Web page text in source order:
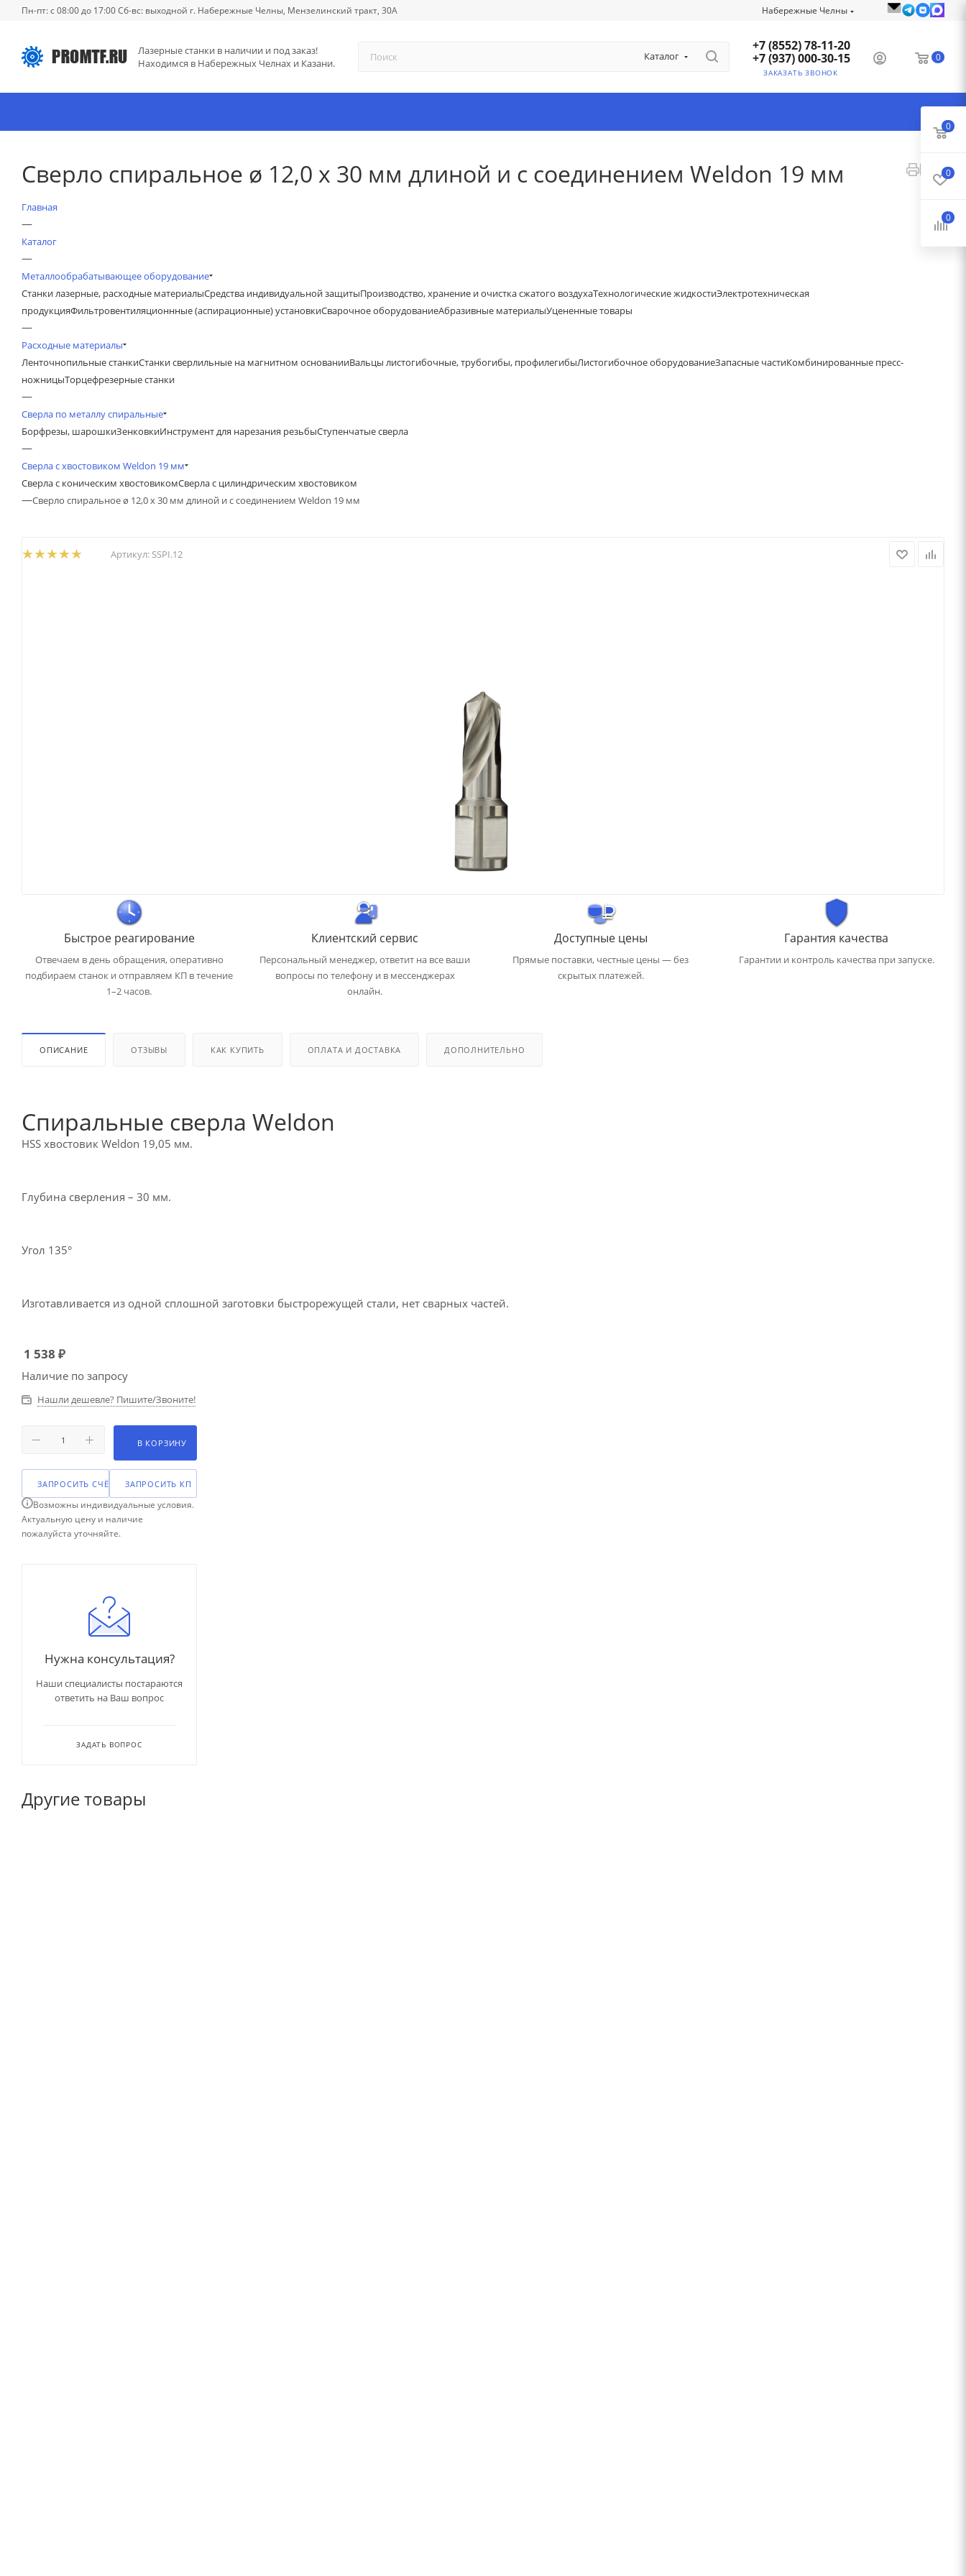
Пн-пт: с 08:00 до 17:00 Сб-вс: выходной г. Набережные Челны, Мензелинский тракт, 30А Набережные Челны
Лазерные станки в наличии и под заказ!
Находимся в Набережных Челнах и Казани.
Каталог
+7 (8552) 78-11-20
+7 (937) 000-30-15
ЗАКАЗАТЬ ЗВОНОК
0
Сверло спиральное ø 12,0 х 30 мм длиной и с соединением Weldon 19 мм
Главная
—
Каталог
—
Металлообрабатывающее оборудование
Станки лазерные, расходные материалыСредства индивидуальной защитыПроизводство, хранение и очистка сжатого воздухаТехнологические жидкостиЭлектротехническая
продукцияФильтровентиляционнные (аспирационные) установкиСварочное оборудованиеАбразивные материалыУцененные товары
—
Расходные материалы
Ленточнопильные станкиСтанки сверлильные на магнитном основанииВальцы листогибочные, трубогибы, профилегибыЛистогибочное оборудованиеЗапасные частиКомбинированные пресс-
ножницыТорцефрезерные станки
—
Сверла по металлу спиральные
Борфрезы, шарошкиЗенковкиИнструмент для нарезания резьбыСтупенчатые сверла
—
Сверла с хвостовиком Weldon 19 мм
Сверла с коническим хвостовикомСверла с цилиндрическим хвостовиком
—Сверло спиральное ø 12,0 х 30 мм длиной и с соединением Weldon 19 мм
Артикул: SSPI.12
Быстрое реагирование
Отвечаем в день обращения, оперативно
подбираем станок и отправляем КП в течение
1–2 часов.
Клиентский сервис
Персональный менеджер, ответит на все ваши
вопросы по телефону и в мессенджерах
онлайн.
Доступные цены
Прямые поставки, честные цены — без
скрытых платежей.
Гарантия качества
Гарантии и контроль качества при запуске.
ОПИСАНИЕ ОТЗЫВЫ КАК КУПИТЬ ОПЛАТА И ДОСТАВКА ДОПОЛНИТЕЛЬНО
Спиральные сверла Weldon
HSS хвостовик Weldon 19,05 мм.
Глубина сверления – 30 мм.
Угол 135°
Изготавливается из одной сплошной заготовки быстрорежущей стали, нет сварных частей.
1 538 ₽
Наличие по запросу
Нашли дешевле? Пишите/Звоните!
В КОРЗИНУ
ЗАПРОСИТЬ СЧЁТ ЗАПРОСИТЬ КП
Возможны индивидуальные условия.
Актуальную цену и наличие
пожалуйста уточняйте.
Нужна консультация?
Наши специалисты постараются
ответить на Ваш вопрос
ЗАДАТЬ ВОПРОС
Другие товары
0
0
0